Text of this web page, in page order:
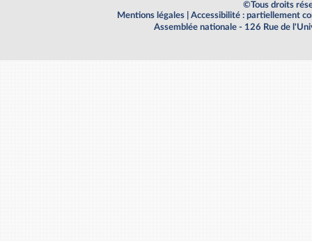
©Tous droits
Mentions légales
Accessibilité : partiellement
Assemblée nationale - 126 Rue de